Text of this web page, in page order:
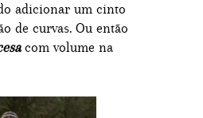
adicionar um cinto
de curvas. Ou então
com volume na